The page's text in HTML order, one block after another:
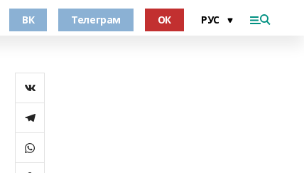
ВК Телеграм ОК